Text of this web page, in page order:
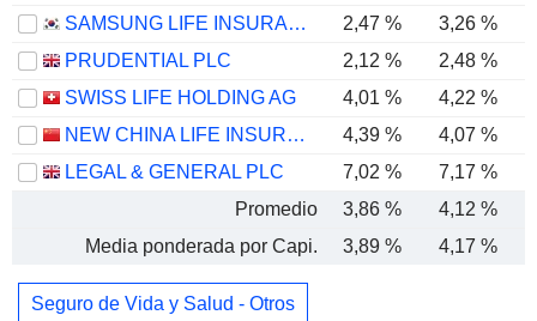
SAMSUNG LIFE INSURANCE CO., LTD.
2,47 % 3,26 %
PRUDENTIAL PLC
2,12 % 2,48 %
SWISS LIFE HOLDING AG
4,01 % 4,22 %
NEW CHINA LIFE INSURANCE COMPANY LTD.
4,39 %
4,07 %
LEGAL & GENERAL PLC
7,02 %
7,17 %
Promedio
3,86 % 4,12 %
Media ponderada por Capi.
3,89 % 4,17 %
Seguro de Vida y Salud - Otros